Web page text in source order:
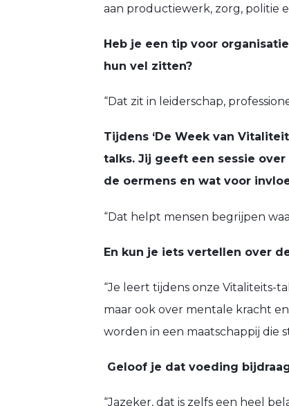
aan productiewerk, zorg, politie
Heb je een tip voor
hun vel zitten?
“Dat zit in leiderschap,
Tijdens ‘De Week van
talks. Jij geeft een sessie over
de oermens en wat voor
“Dat helpt mensen begrijpen
En kun je iets vertellen over
“Je leert tijdens onze Vitaliteits-
maar ook over mentale kracht
worden in een maatschappij die
Geloof je dat voeding
“Jazeker, dat is zelfs een heel